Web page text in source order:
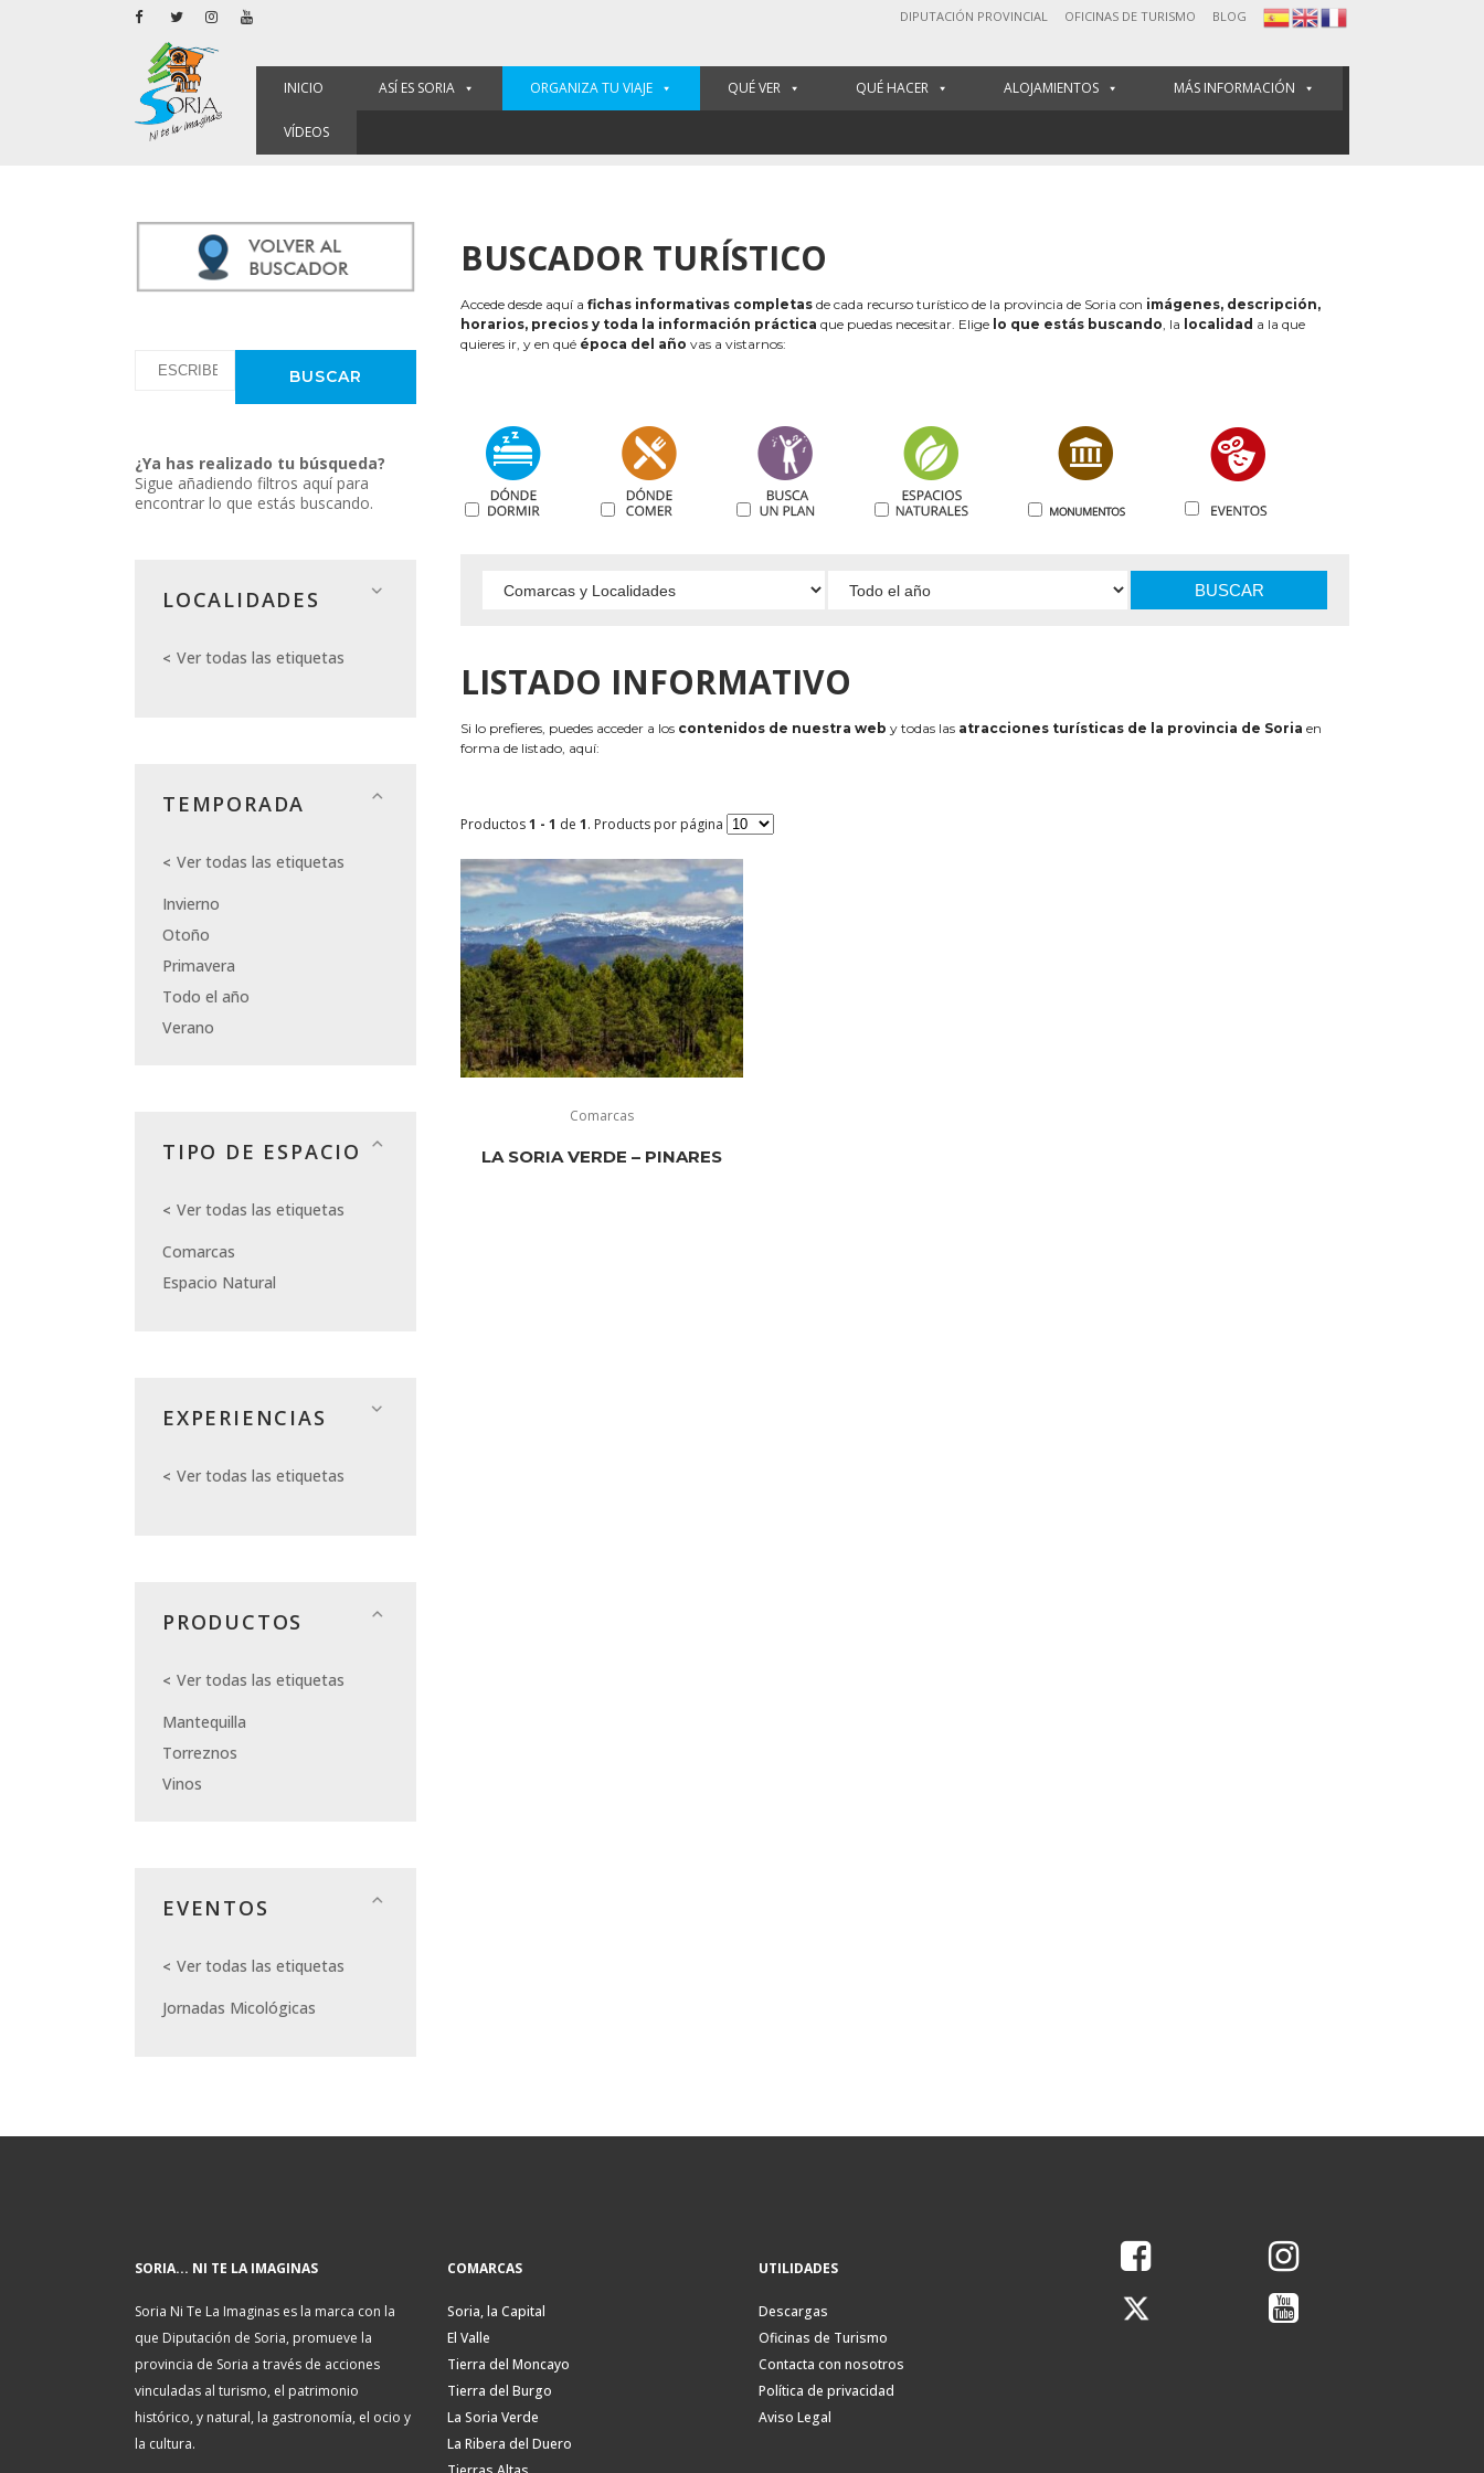
DIPUTACIÓN PROVINCIAL OFICINAS DE TURISMO BLOG
INICIO ASÍ ES SORIA ORGANIZA TU VIAJE QUÉ VER QUÉ HACER ALOJAMIENTOS MÁS INFORMACIÓN
VÍDEOS
¿Ya has realizado tu búsqueda?
Sigue añadiendo filtros aquí para
encontrar lo que estás buscando.
LOCALIDADES
Ver todas las etiquetas
TEMPORADA
Ver todas las etiquetas
Invierno
Otoño
Primavera
Todo el año
Verano
TIPO DE ESPACIO
Ver todas las etiquetas
Comarcas
Espacio Natural
EXPERIENCIAS
Ver todas las etiquetas
PRODUCTOS
Ver todas las etiquetas
Mantequilla
Torreznos
Vinos
EVENTOS
Ver todas las etiquetas
Jornadas Micológicas
BUSCADOR TURÍSTICO
Accede desde aquí a fichas informativas completas de cada recurso turístico de la provincia de Soria con imágenes, descripción,
horarios, precios y toda la información práctica que puedas necesitar. Elige lo que estás buscando, la localidad a la que
quieres ir, y en qué época del año vas a vistarnos:
BUSCAR
LISTADO INFORMATIVO
Si lo prefieres, puedes acceder a los contenidos de nuestra web y todas las atracciones turísticas de la provincia de Soria en
forma de listado, aquí:
Productos1 - 1 de 1. Products por página
Comarcas
LA SORIA VERDE – PINARES
SORIA... NI TE LA IMAGINAS
Soria Ni Te La Imaginas es la marca con la
que Diputación de Soria, promueve la
provincia de Soria a través de acciones
vinculadas al turismo, el patrimonio
histórico, y natural, la gastronomía, el ocio y
la cultura.
COMARCAS
Soria, la Capital
El Valle
Tierra del Moncayo
Tierra del Burgo
La Soria Verde
La Ribera del Duero
UTILIDADES
Descargas
Oficinas de Turismo
Contacta con nosotros
Política de privacidad
Aviso Legal